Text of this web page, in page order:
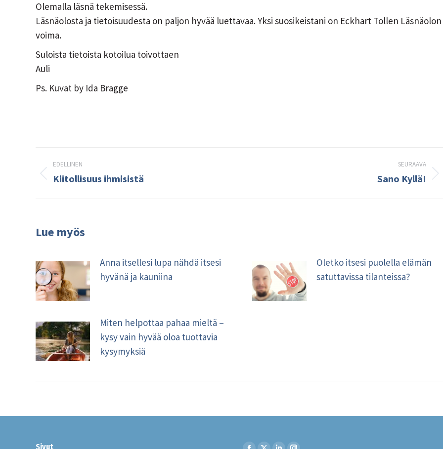
Olemalla läsnä tekemisessä.
Läsnäolosta ja tietoisuudesta on paljon hyvää luettavaa. Yksi suosikeistani on Eckhart Tollen Läsnäolon
voima.
Suloista tietoista kotoilua toivottaen
Auli
Ps. Kuvat by Ida Bragge
navigation
EDELLINEN
Edellinen
Kiitollisuus ihmisistä
SEURAAVA
Sano Kyllä!
Lue myös
Anna itsellesi lupa nähdä itsesi
hyvänä ja kauniina
Oletko itsesi puolella elämän
satuttavissa tilanteissa?
Miten helpottaa pahaa mieltä –
kysy vain hyvää oloa tuottavia
kysymyksiä
Sivut Find us on: